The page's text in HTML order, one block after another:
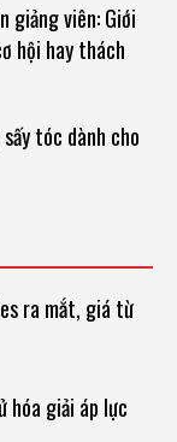
giảng viên: Giới
hội hay thách
tóc dành cho
ra mắt, giá từ
hóa giải áp lực